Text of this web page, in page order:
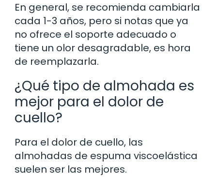
En general, se recomienda cambiarla
cada 1-3 años, pero si notas que ya
no ofrece el soporte adecuado o
tiene un olor desagradable, es hora
de reemplazarla.
¿Qué tipo de almohada es
mejor para el dolor de
cuello?
Para el dolor de cuello, las
almohadas de espuma viscoelástica
suelen ser las mejores.